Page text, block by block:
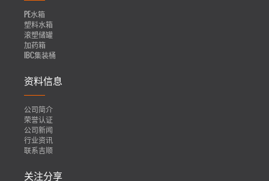
PE水箱
塑料水箱
滚塑储罐
加药箱
IBC集装桶
资料信息
公司简介
荣誉认证
公司新闻
行业资讯
联系吉顺
关注分享